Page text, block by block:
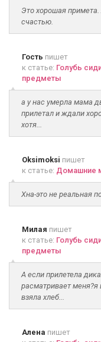
Это хорошая
счастью.
Гость пишет
к статье: Голубь
предметы
а у нас умерла мама
прилетал и ждали
хотя...
Oksimoksi пишет
к статье: Домашние
Хна-это не реальная
Милая пишет
к статье: Голубь
предметы
А если прилетела
расматривает меня?я
взяла хлеб...
Алена пишет